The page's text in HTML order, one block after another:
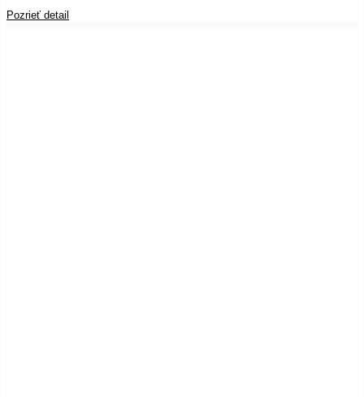
bola:
Pozrieť detail